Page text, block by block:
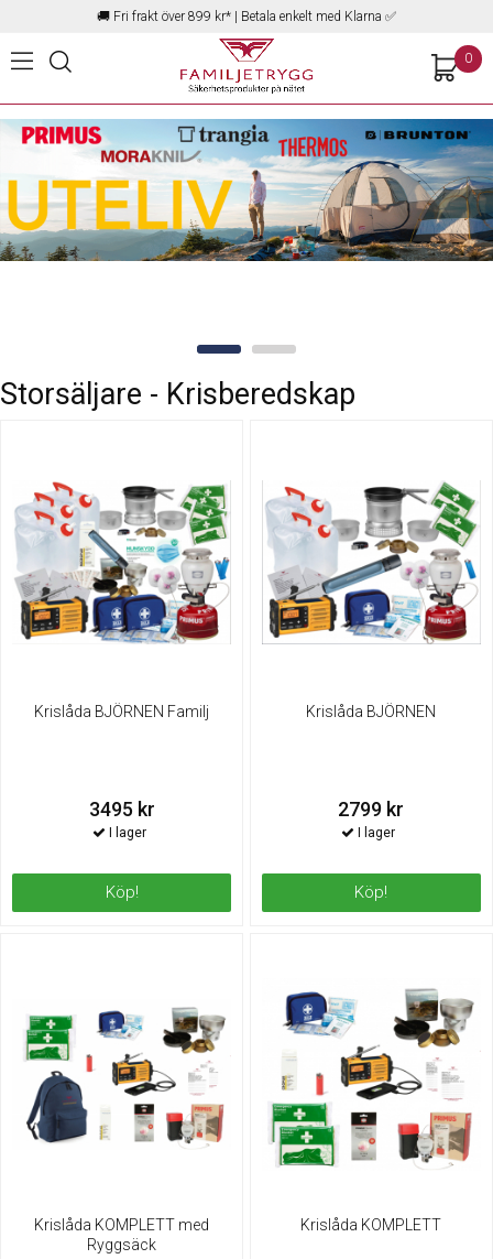
🚚 Fri frakt över 899 kr* | Betala enkelt med Klarna ✅
0
Storsäljare - Krisberedskap
Krislåda BJÖRNEN Familj
3495 kr
Köp!
Krislåda BJÖRNEN
2799 kr
Köp!
Krislåda KOMPLETT med
Ryggsäck
Krislåda KOMPLETT